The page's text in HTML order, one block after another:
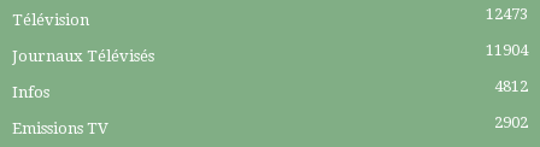
Télévision 12473
Journaux Télévisés 11904
Infos 4812
Emissions TV 2902